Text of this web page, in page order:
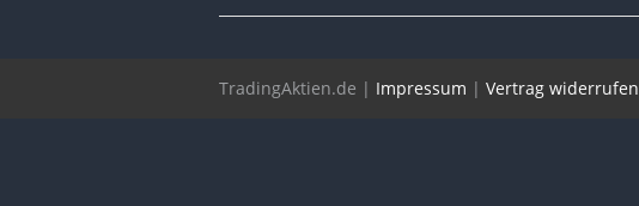
TradingAktien.de | Impressum | Vertrag widerrufen